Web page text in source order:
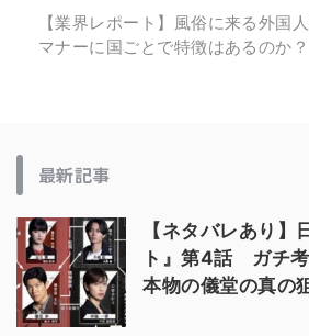
【業界レポート】風俗に来る外国
マナーに国ごとで特徴はあるのか？
最新記事
【ネタバレあり】
ト』第4話 ガチ考
本物の儀堂の真の